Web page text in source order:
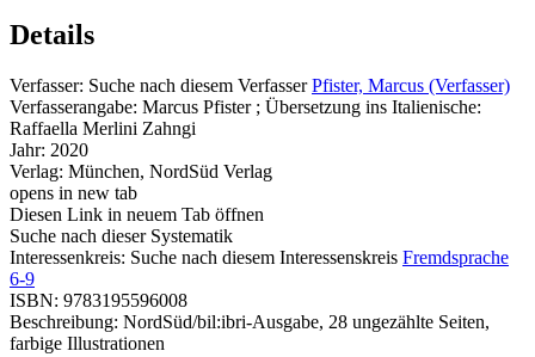
Details
Verfasser: Suche nach diesem Verfasser Pfister, Marcus (Verfasser)
Verfasserangabe: Marcus Pfister ; Übersetzung ins Italienische:
Raffaella Merlini Zahngi
Jahr: 2020
Verlag: München, NordSüd Verlag
opens in new tab
Diesen Link in neuem Tab öffnen
Suche nach dieser Systematik
Interessenkreis: Suche nach diesem Interessenskreis Fremdsprache
6-9
ISBN: 9783195596008
Beschreibung: NordSüd/bil:ibri-Ausgabe, 28 ungezählte Seiten,
farbige Illustrationen